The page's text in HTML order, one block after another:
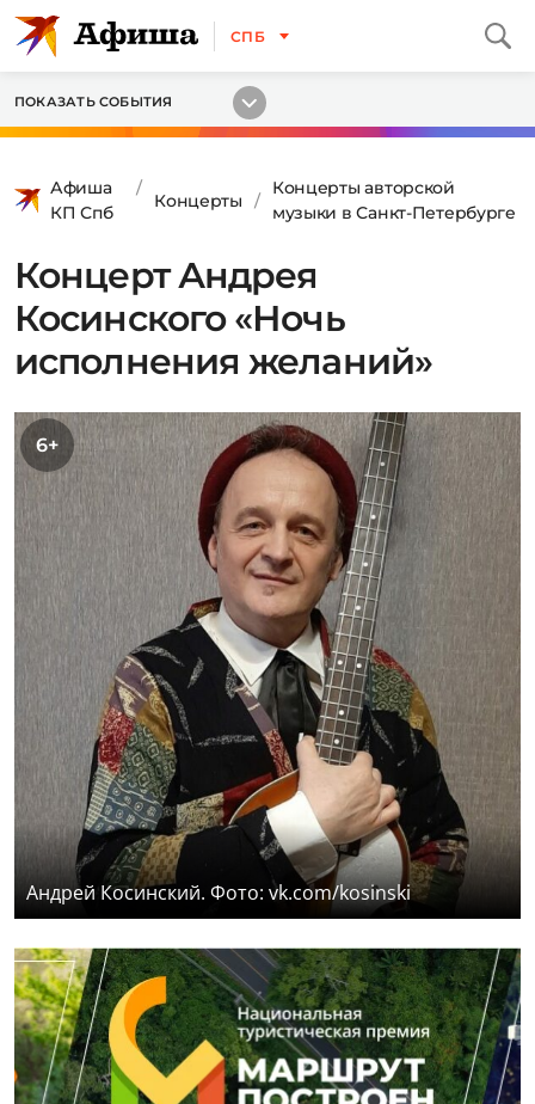
СПБ
ПОКАЗАТЬ СОБЫТИЯ
Афиша
КП Спб
Концерты
Концерты авторской
музыки в Санкт-Петербурге
Концерт Андрея
Косинского «Ночь
исполнения желаний»
6+
Андрей Косинский. Фото: vk.com/kosinski